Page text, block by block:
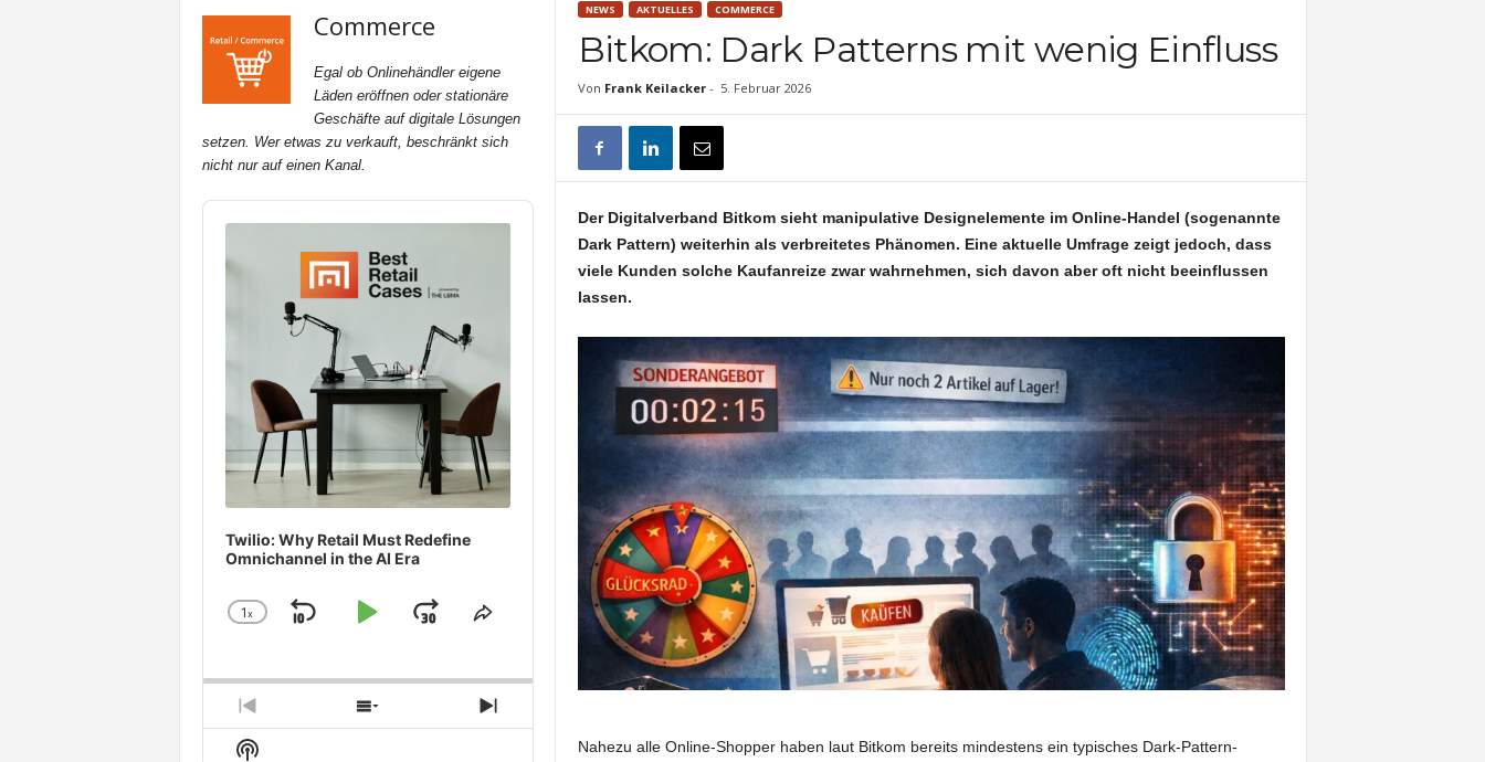
NEWS AKTUELLES COMMERCE
Bitkom: Dark Patterns mit wenig Einfluss
Von Frank Keilacker- 5. Februar 2026
Der Digitalverband Bitkom sieht manipulative Designelemente im Online-Handel (sogenannte
Dark Pattern) weiterhin als verbreitetes Phänomen. Eine aktuelle Umfrage zeigt jedoch, dass
viele Kunden solche Kaufanreize zwar wahrnehmen, sich davon aber oft nicht beeinflussen
lassen.
Nahezu alle Online-Shopper haben laut Bitkom bereits mindestens ein typisches Dark-Pattern-
Commerce
Egal ob Onlinehändler eigene
Läden eröffnen oder stationäre
Geschäfte auf digitale Lösungen
setzen. Wer etwas zu verkauft, beschränkt sich
nicht nur auf einen Kanal.
Audio
Player
Twilio: Why Retail Must Redefine
Omnichannel in the AI Era
Change
1x
SkipPlayJumpShare
Previous
Episode
Show
Episodes
Next
Episode
Show